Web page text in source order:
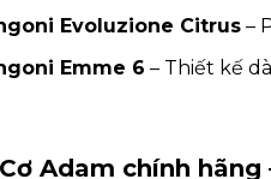
Evoluzione Citrus –
Emme 6 – Thiết kế
Adam chính